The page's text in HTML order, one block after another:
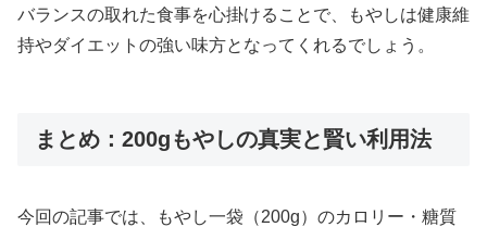
バランスの取れた食事を心掛けることで、もやしは健康維
持やダイエットの強い味方となってくれるでしょう。
まとめ：200gもやしの真実と賢い利用法
今回の記事では、もやし一袋（200g）のカロリー・糖質